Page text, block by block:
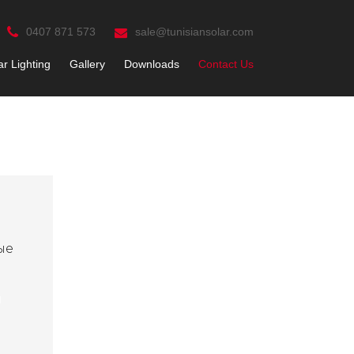
0407 871 573 sale@tunisiansolar.com
Lighting Gallery Downloads Contact Us